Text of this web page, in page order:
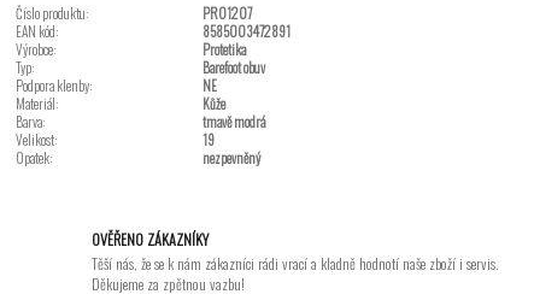
Číslo produktu:
PRO1207
EAN kód:
8585003472891
Výrobce:
Protetika
Typ:
Barefoot obuv
Podpora klenby:
NE
Materiál:
Kůže
Barva:
tmavě modrá
Velikost:
19
Opatek:
nezpevněný
OVĚŘENO ZÁKAZNÍKY
Těší nás, že se k nám zákazníci rádi vrací a kladně hodnotí naše zboží i servis.
Děkujeme za zpětnou vazbu!